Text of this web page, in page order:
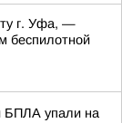
г. Уфа, —
беспилотной
БПЛА упали на